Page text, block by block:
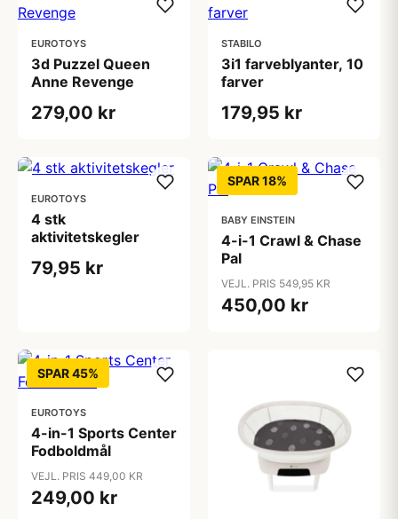
EUROTOYS
3d Puzzel Queen
Anne Revenge
279,00 kr
STABILO
3i1 farveblyanter, 10
farver
179,95 kr
EUROTOYS
4 stk
aktivitetskegler
79,95 kr
SPAR 18%
BABY EINSTEIN
4-i-1 Crawl & Chase
Pal
VEJL. PRIS 549,95 KR
450,00 kr
SPAR 45%
EUROTOYS
4-in-1 Sports Center
Fodboldmål
VEJL. PRIS 449,00 KR
249,00 kr